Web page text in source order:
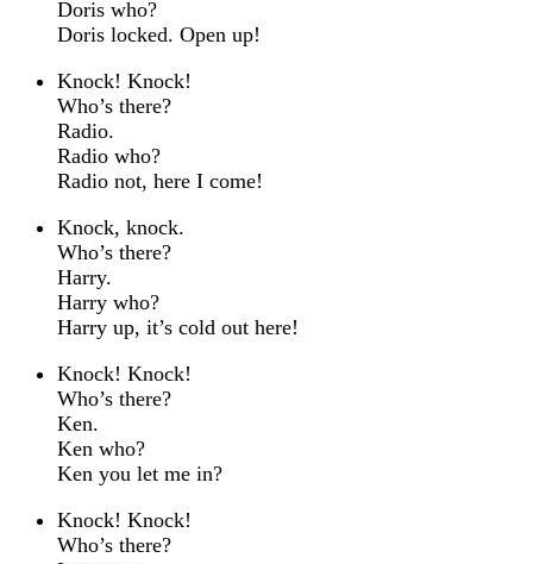
Doris who?
Doris locked. Open up!
Knock! Knock!
Who’s there?
Radio.
Radio who?
Radio not, here I come!
Knock, knock.
Who’s there?
Harry.
Harry who?
Harry up, it’s cold out here!
Knock! Knock!
Who’s there?
Ken.
Ken who?
Ken you let me in?
Knock! Knock!
Who’s there?